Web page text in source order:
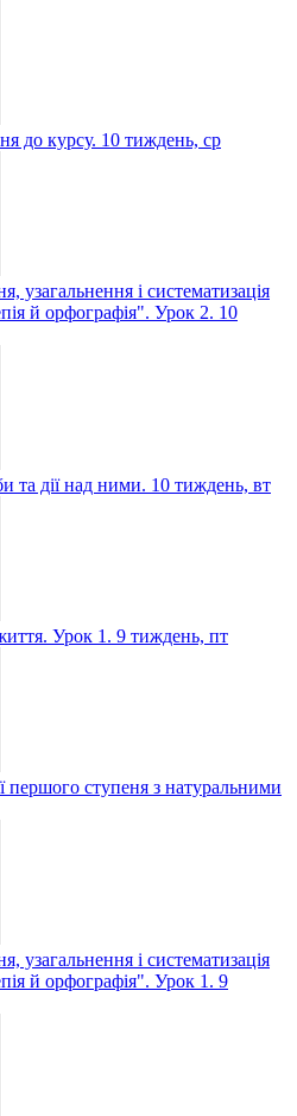
до курсу. 10 тиждень, ср
узагальнення і систематизація
й орфографія". Урок 2. 10
та дії над ними. 10 тиждень, вт
Урок 1. 9 тиждень, пт
першого ступеня з натуральними
узагальнення і систематизація
й орфографія". Урок 1. 9